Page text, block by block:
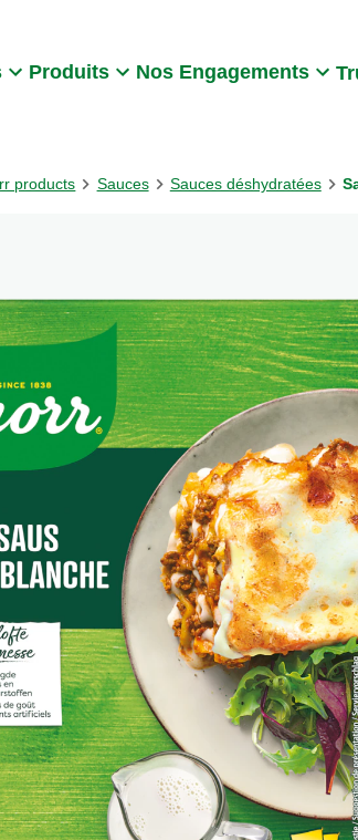
Produits Nos Engagements
products Sauces Sauces déshydratées